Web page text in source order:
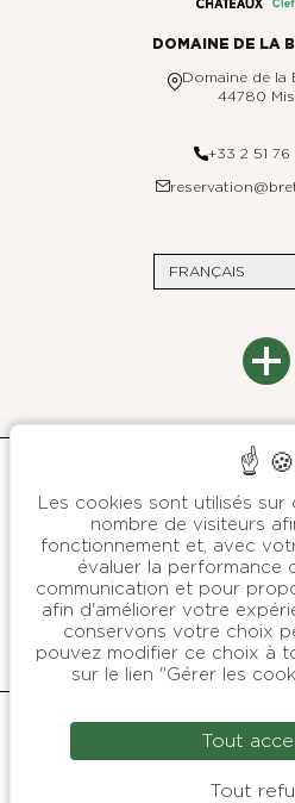
OFFRES & COFFRETS
GALERIE PHOTOS
DOMAINE DE LA
Domaine de la
44780
+33 2 51
FRANÇAIS
Plan du
Mentions
Politique de protection des
Conditions
Gérer les
Paris
Presse
Contactez-
We are stories
B SIGNATURE
PARIS - BRETAGNE - ST
Codes GDS : Amadeus : WB
Galileo-Apollo : WB 54267 /
Pegasus : WB
Site Officiel : Tous droits réservés
Les cookies sont utilisés sur
nombre de visiteurs
fonctionnement et, avec
évaluer la performance
communication et pour
afin d'améliorer votre
conservons votre choix
pouvez modifier ce choix à
sur le lien "Gérer les
Tout
Tout